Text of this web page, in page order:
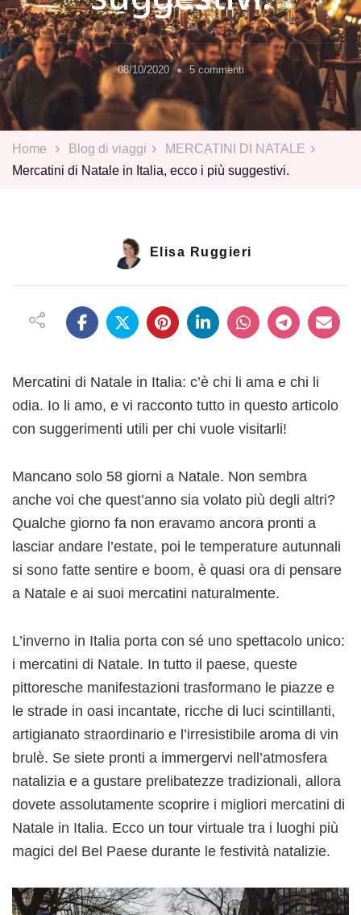
08/10/2020 5 commentisu
Mercatini
ecco
Home Blog di viaggi
MERCATINI DI NATALE
Mercatini di Natale in Italia, ecco i più suggestivi.
Elisa Ruggieri
Mercatini di Natale in Italia: c’è chi li ama e chi li
odia. Io li amo, e vi racconto tutto in questo articolo
con suggerimenti utili per chi vuole visitarli!
Mancano solo 58 giorni a Natale. Non sembra
anche voi che quest’anno sia volato più degli altri?
Qualche giorno fa non eravamo ancora pronti a
lasciar andare l’estate, poi le temperature autunnali
si sono fatte sentire e boom, è quasi ora di pensare
a Natale e ai suoi mercatini naturalmente.
L’inverno in Italia porta con sé uno spettacolo unico:
i mercatini di Natale. In tutto il paese, queste
pittoresche manifestazioni trasformano le piazze e
le strade in oasi incantate, ricche di luci scintillanti,
artigianato straordinario e l’irresistibile aroma di vin
brulè. Se siete pronti a immergervi nell’atmosfera
natalizia e a gustare prelibatezze tradizionali, allora
dovete assolutamente scoprire i migliori mercatini di
Natale in Italia. Ecco un tour virtuale tra i luoghi più
magici del Bel Paese durante le festività natalizie.